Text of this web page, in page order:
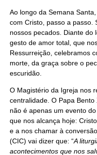
Ao longo da Semana
com Cristo, passo a passo.
nossos pecados. Diante do
gesto de amor total, que
Ressurreição, celebramos
morte, da graça sobre o
escuridão.
O Magistério da Igreja nos
centralidade. O Papa
não é apenas um evento
que nos alcança hoje:
e a nos chamar à
(CIC) vai dizer que: “A
acontecimentos que nos